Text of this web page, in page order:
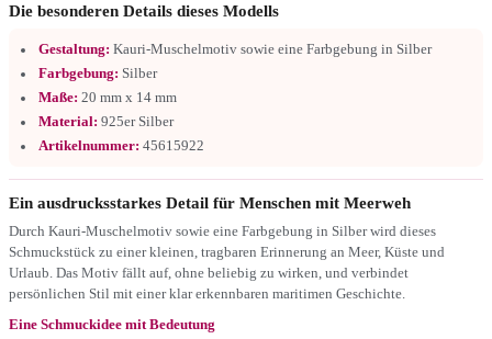
Die besonderen Details dieses Modells
Gestaltung: Kauri-Muschelmotiv sowie eine Farbgebung in Silber
Farbgebung: Silber
Maße: 20 mm x 14 mm
Material: 925er Silber
Artikelnummer: 45615922
Ein ausdrucksstarkes Detail für Menschen mit Meerweh
Durch Kauri-Muschelmotiv sowie eine Farbgebung in Silber wird dieses
Schmuckstück zu einer kleinen, tragbaren Erinnerung an Meer, Küste und
Urlaub. Das Motiv fällt auf, ohne beliebig zu wirken, und verbindet
persönlichen Stil mit einer klar erkennbaren maritimen Geschichte.
Eine Schmuckidee mit Bedeutung